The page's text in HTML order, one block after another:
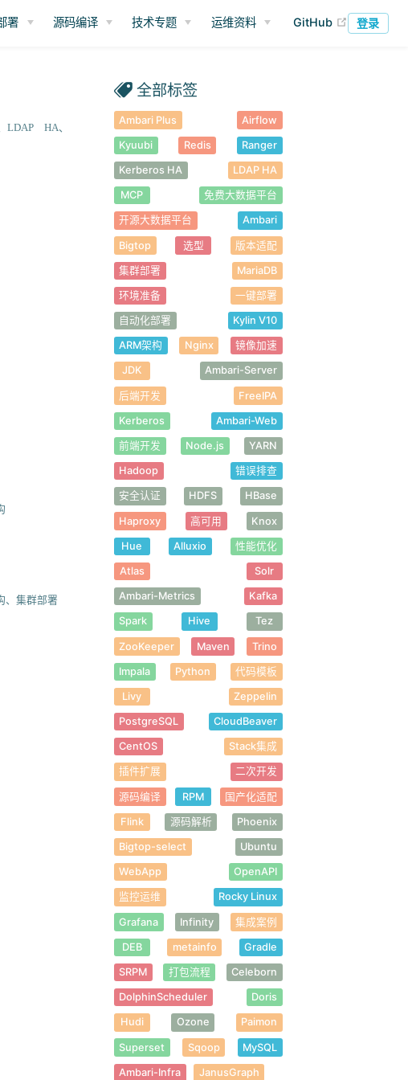
署 源码编译 技术专题 运维资料 GitHub (opens
登录
LDAP HA
集群部署
全部标签
Ambari Plus Airflow
Kyuubi Redis Ranger
Kerberos HA LDAP HA
MCP 免费大数据平台
开源大数据平台 Ambari
Bigtop 选型 版本适配
集群部署 MariaDB
环境准备 一键部署
自动化部署 Kylin V10
ARM架构 Nginx 镜像加速
JDK Ambari-Server
后端开发 FreeIPA
Kerberos Ambari-Web
前端开发 Node.js YARN
Hadoop 错误排查
安全认证 HDFS HBase
Haproxy 高可用 Knox
Hue Alluxio 性能优化
Atlas Solr
Ambari-Metrics Kafka
Spark Hive Tez
ZooKeeper Maven Trino
Impala Python 代码模板
Livy Zeppelin
PostgreSQL CloudBeaver
CentOS Stack集成
插件扩展 二次开发
源码编译 RPM 国产化适配
Flink 源码解析 Phoenix
Bigtop-select Ubuntu
WebApp OpenAPI
监控运维 Rocky Linux
Grafana Infinity 集成案例
DEB metainfo Gradle
SRPM 打包流程 Celeborn
DolphinScheduler Doris
Hudi Ozone Paimon
Superset Sqoop MySQL
Ambari-Infra JanusGraph